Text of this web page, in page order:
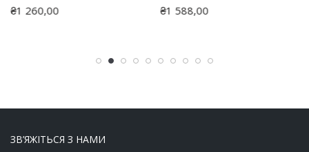
₴1 260,00 ₴1 588,00
ЗВ’ЯЖІТЬСЯ З НАМИ